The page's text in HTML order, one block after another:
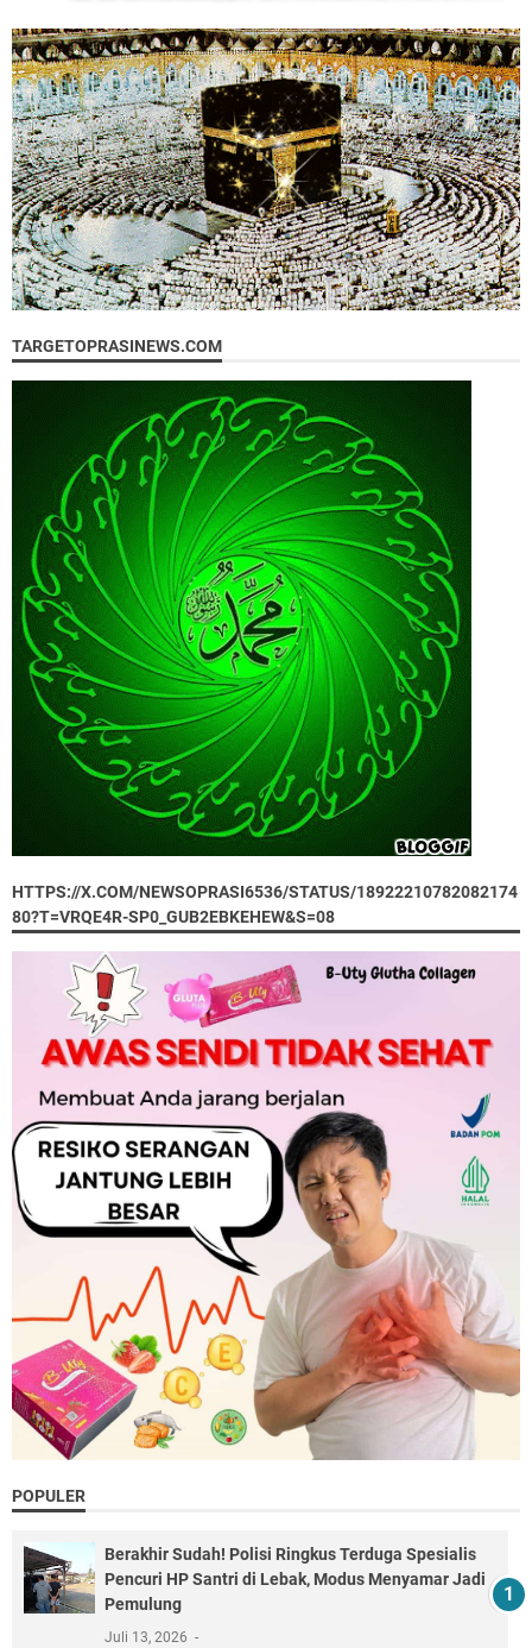
TARGETOPRASINEWS.COM
HTTPS://X.COM/NEWSOPRASI6536/STATUS/18922210782082174
80?T=VRQE4R-SP0_GUB2EBKEHEW&S=08
POPULER
Berakhir Sudah! Polisi Ringkus Terduga Spesialis
Pencuri HP Santri di Lebak, Modus Menyamar Jadi
Pemulung
Juli 13, 2026